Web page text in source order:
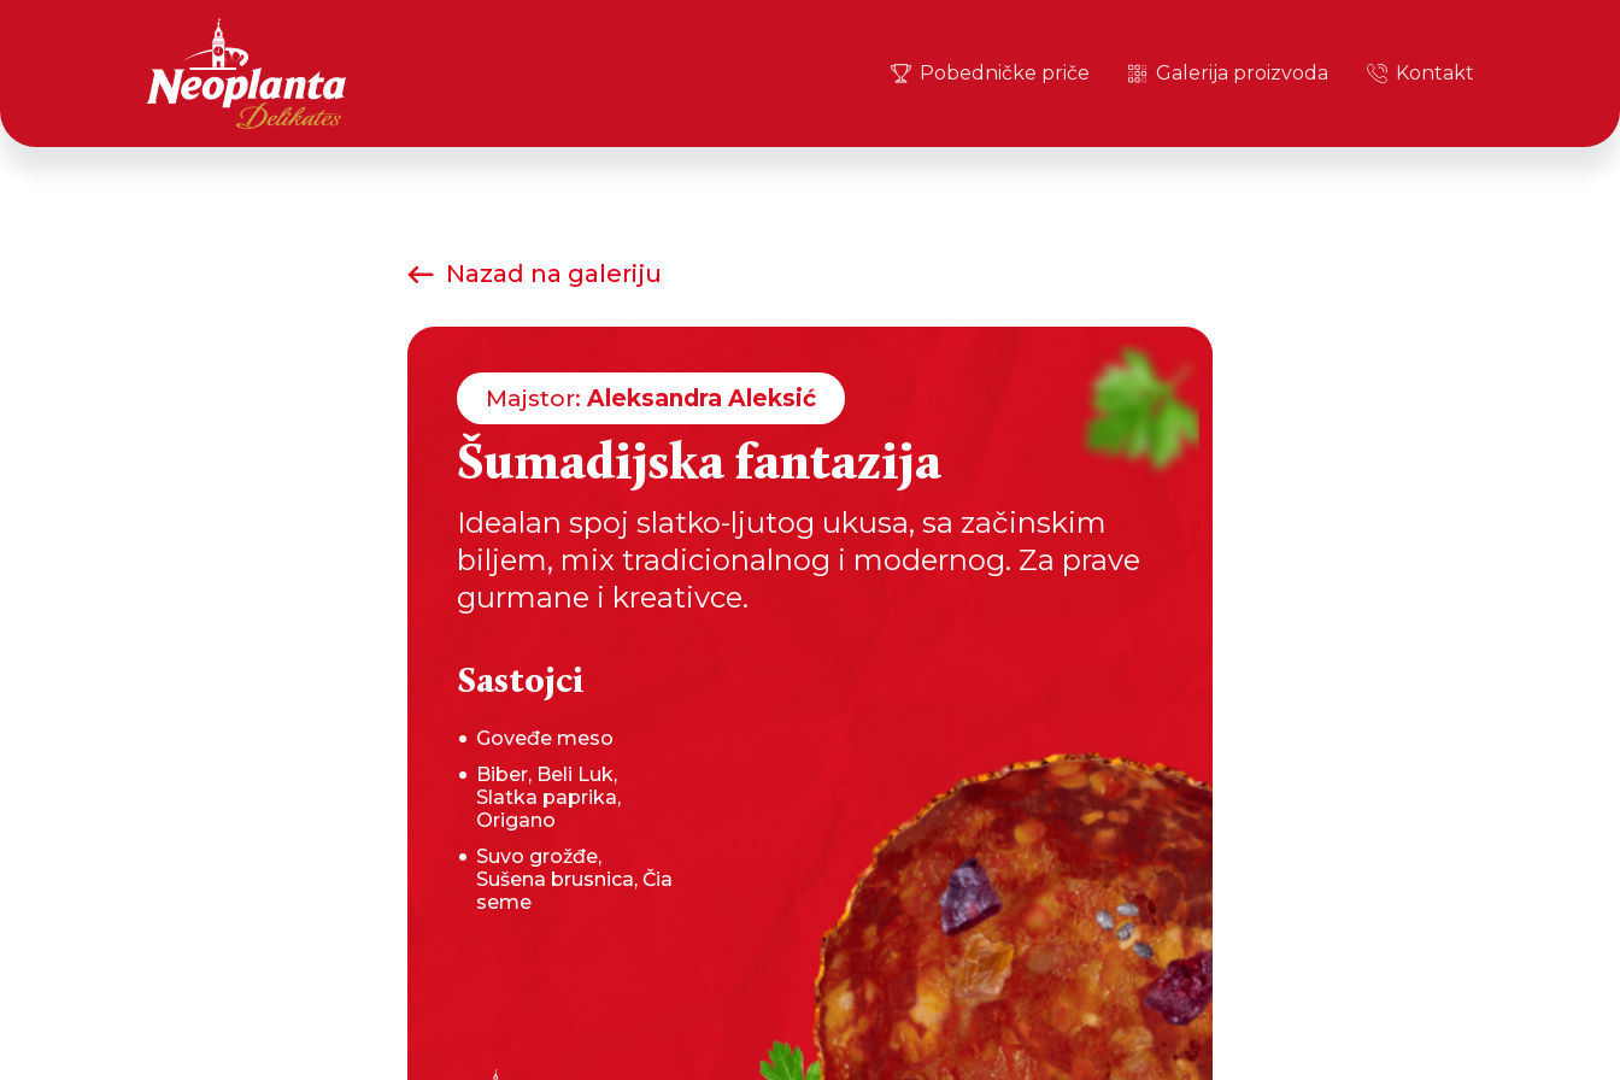
Pobedničke priče Galerija proizvoda Kontakt
Nazad na galeriju
Majstor: Aleksandra Aleksić
Šumadijska fantazija
Idealan spoj slatko-ljutog ukusa, sa začinskim
biljem, mix tradicionalnog i modernog. Za prave
gurmane i kreativce.
Sastojci
Goveđe meso
Biber, Beli Luk,
Slatka paprika,
Origano
Suvo grožđe,
Sušena brusnica, Čia
seme